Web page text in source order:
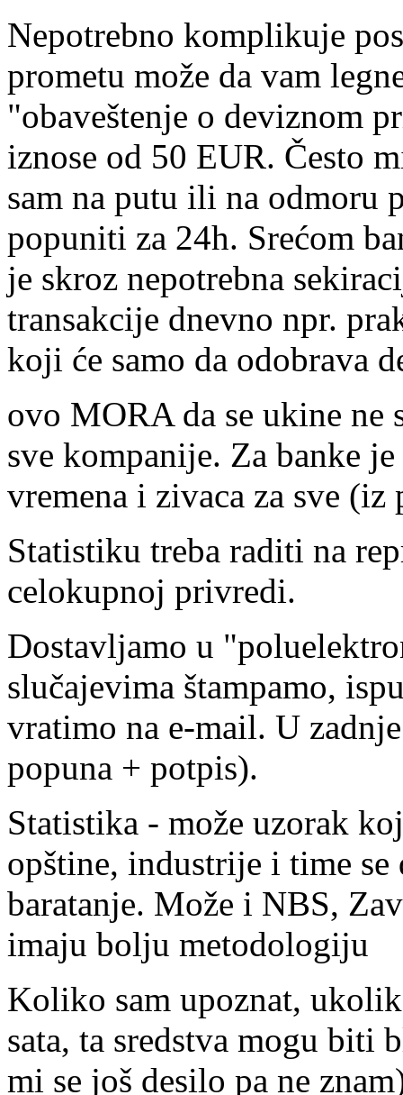
Nepotrebno komplikuje
prometu može da vam
"obaveštenje o deviznom
iznose od 50 EUR. Često
sam na putu ili na odmoru
popuniti za 24h. Srećom
je skroz nepotrebna
transakcije dnevno npr.
koji će samo da odobrava
ovo MORA da se ukine ne
sve kompanije. Za banke
vremena i zivaca za sve (iz
Statistiku treba raditi na
celokupnoj privredi.
Dostavljamo u
slučajevima štampamo,
vratimo na e-mail. U
popuna + potpis).
Statistika - može uzorak
opštine, industrije i time
baratanje. Može i NBS,
imaju bolju metodologiju
Koliko sam upoznat,
sata, ta sredstva mogu
mi se još desilo pa ne